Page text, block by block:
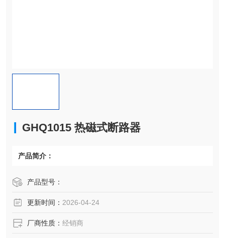
GHQ1015 热磁式断路器
产品简介：
产品型号：
更新时间： 2026-04-24
厂商性质： 经销商